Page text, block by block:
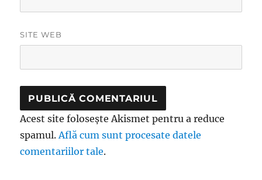
SITE WEB
Acest site folosește Akismet pentru a reduce
spamul.Află cum sunt procesate datele
comentariilor tale.